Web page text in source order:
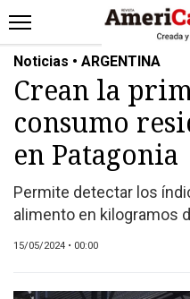
INICIO
NOTICIAS RECIENTES
NOTICIAS
ARTICULOS
PRODUCCIÓN
PROCESO
PRODUCTO
NUEVOS
Noticias • ARGENTINA
Crean la
consumo
en Patagonia
Permite detectar los
alimento en kilogramos
15/05/2024 • 00:00